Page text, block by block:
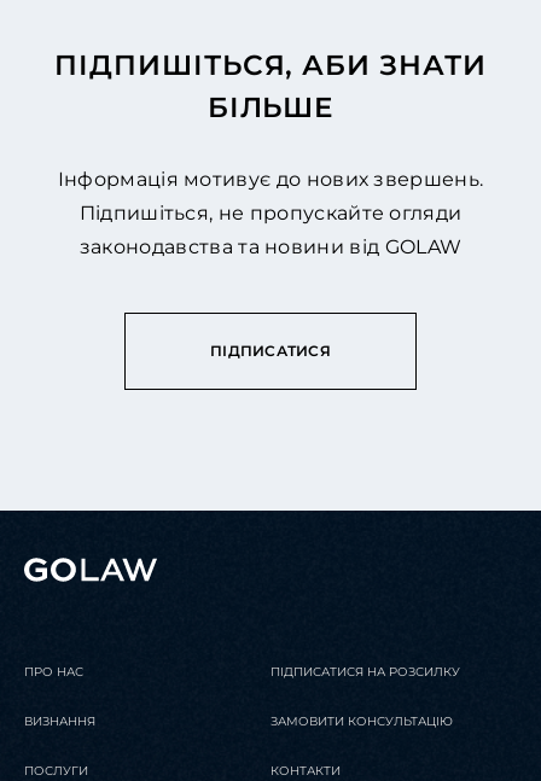
ПІДПИШІТЬСЯ, АБИ ЗНАТИ
БІЛЬШЕ
Інформація мотивує до нових звершень.
Підпишіться, не пропускайте огляди
законодавства та новини від GOLAW
ПІДПИСАТИСЯ
ПРО НАС
ВИЗНАННЯ
ПОСЛУГИ
ПІДПИСАТИСЯ НА РОЗСИЛКУ
ЗАМОВИТИ КОНСУЛЬТАЦІЮ
КОНТАКТИ